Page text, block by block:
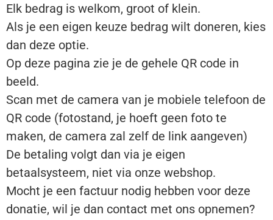
Elk bedrag is welkom, groot of klein.
Als je een eigen keuze bedrag wilt doneren, kies
dan deze optie.
Op deze pagina zie je de gehele QR code in
beeld.
Scan met de camera van je mobiele telefoon de
QR code (fotostand, je hoeft geen foto te
maken, de camera zal zelf de link aangeven)
De betaling volgt dan via je eigen
betaalsysteem, niet via onze webshop.
Mocht je een factuur nodig hebben voor deze
donatie, wil je dan contact met ons opnemen?